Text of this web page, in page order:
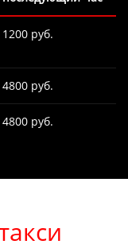
1200 руб.
4800 руб.
4800 руб.